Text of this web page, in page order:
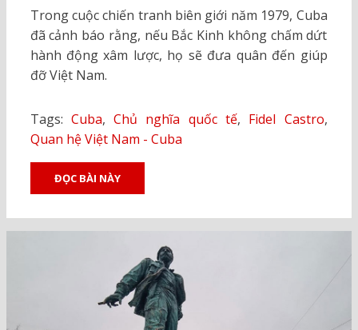
Trong cuộc chiến tranh biên giới năm 1979, Cuba
đã cảnh báo rằng, nếu Bắc Kinh không chấm dứt
hành động xâm lược, họ sẽ đưa quân đến giúp
đỡ Việt Nam.
Tags: Cuba,Chủ nghĩa quốc tế, Fidel Castro,
Quan hệ Việt Nam - Cuba
ĐỌC BÀI NÀY